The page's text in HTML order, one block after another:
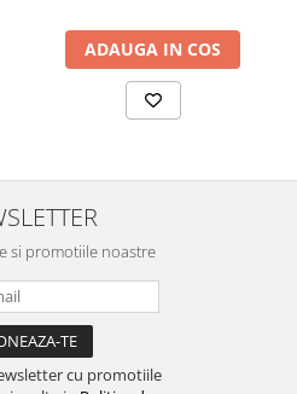
ADAUGA IN COS
si promotiile noastre
cu promotiile